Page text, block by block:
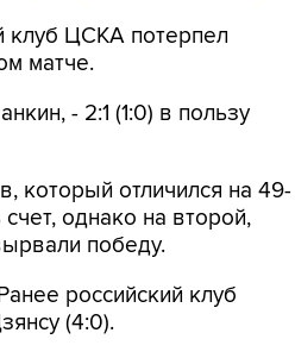
клуб ЦСКА потерпел
матче.
- 2:1 (1:0) в пользу
который отличился на 49-
однако на второй,
победу.
российский клуб
(4:0).